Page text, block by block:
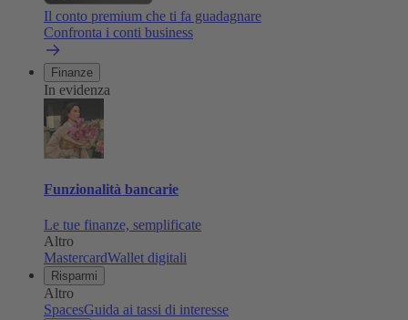
Il conto premium che ti fa guadagnare
Confronta i conti business
Finanze
In evidenza
Funzionalità bancarie
Le tue finanze, semplificate
Altro
MastercardWallet digitali
Risparmi
Altro
SpacesGuida ai tassi di interesse